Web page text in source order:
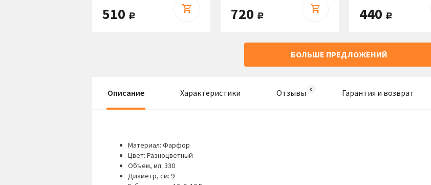
510 руб. 720 руб. 440 руб.
БОЛЬШЕ ПРЕДЛОЖЕНИЙ
Описание Характеристики Отзывы Гарантия и возврат
Материал: Фарфор
Цвет: Разноцветный
Объем, мл: 330
Диаметр, см: 9